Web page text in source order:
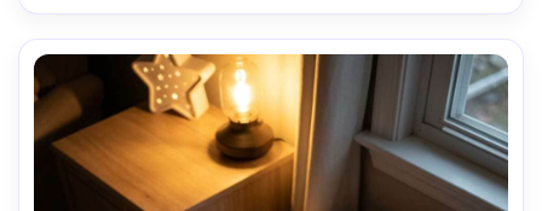
de cintura a nivel de ojos del bebé, color cálido tipo
película, grano sutil, textura realista de piel y reflejos
naturales, foco nítido en los ojos, ambiente nostálgico y
tierno --ar 4:5